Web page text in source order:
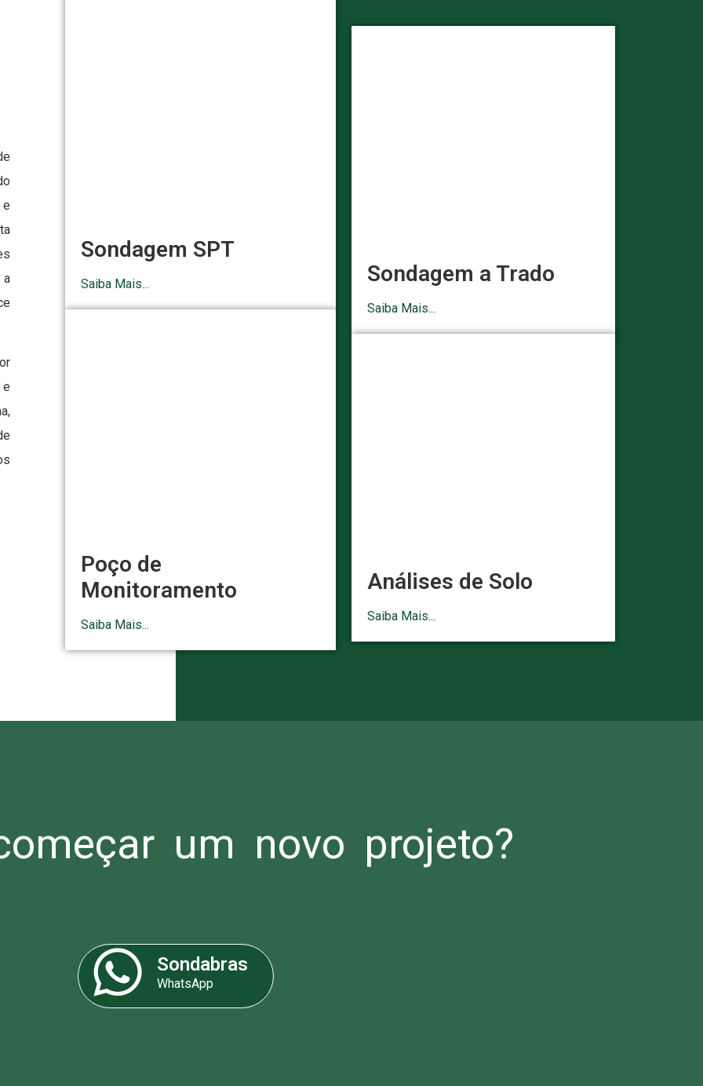
e
a
Sondagem SPT
Saiba Mais...
Poço de
Monitoramento
Saiba Mais...
Sondagem a Trado
Saiba Mais...
Análises de Solo
Saiba Mais...
um novo projeto?
Sondabras
WhatsApp